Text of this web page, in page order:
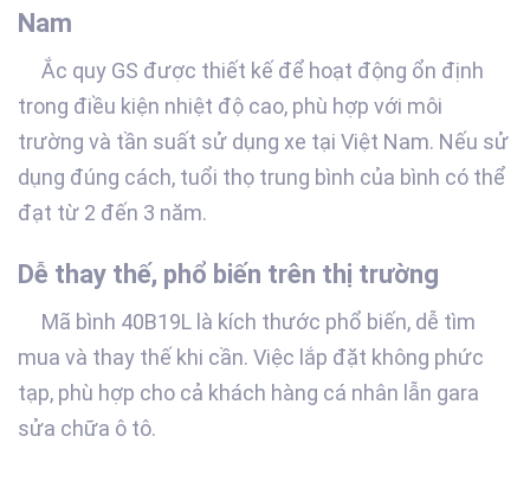
Nam
Ắc quy GS được thiết kế để hoạt động ổn định
trong điều kiện nhiệt độ cao, phù hợp với môi
trường và tần suất sử dụng xe tại Việt Nam. Nếu sử
dụng đúng cách, tuổi thọ trung bình của bình có thể
đạt từ 2 đến 3 năm.
Dễ thay thế, phổ biến trên thị trường
Mã bình 40B19L là kích thước phổ biến, dễ tìm
mua và thay thế khi cần. Việc lắp đặt không phức
tạp, phù hợp cho cả khách hàng cá nhân lẫn gara
sửa chữa ô tô.